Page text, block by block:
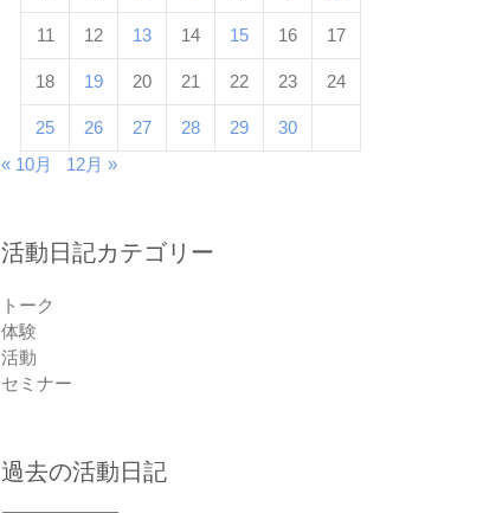
11 12 13 14 15 16 17
18 19 20 21 22 23 24
25 26 27 28 29
30
« 10月
12月 »
活動日記カテゴリー
トーク
体験
活動
セミナー
過去の活動日記